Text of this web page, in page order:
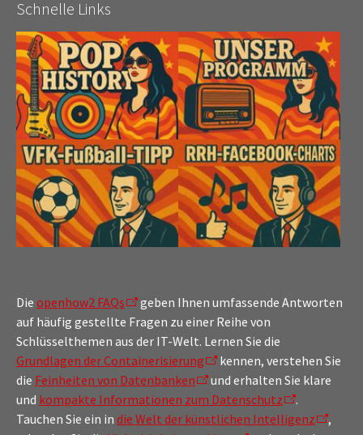
Schnelle Links
Die openhow2 FAQs
geben Ihnen umfassende Antworten
auf häufig gestellte Fragen zu einer Reihe von
Schlüsselthemen aus der IT-Welt. Lernen Sie die
Grundlagen der Containerisierung
kennen, verstehen Sie
die Feinheiten von Datenbanken
und erhalten Sie klare
und kompakte Informationen zum Datenschutz
.
Tauchen Sie ein in die Welt der künstlichen Intelligenz
,